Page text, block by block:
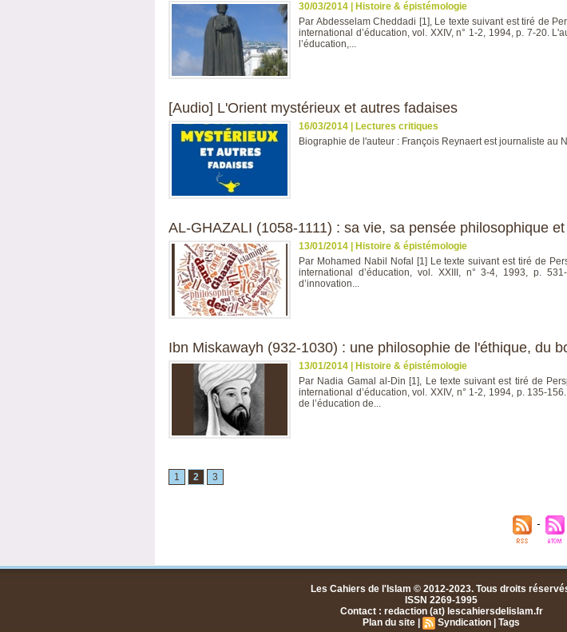
30/03/2014
Histoire & épistémologie
Par Abdesselam Cheddadi [1], Le texte suivant est tiré de
international d’éducation, vol. XXIV, n° 1-2, 1994, p. 7-20.
l’éducation,...
[Audio] L'Orient mystérieux et autres fadaises
16/03/2014
Lectures critiques
Biographie de l'auteur : François Reynaert est journaliste au
AL-GHAZALI (1058-1111) : sa vie, sa pensée philosophique
13/01/2014
Histoire & épistémologie
Par Mohamed Nabil Nofal [1] Le texte suivant est tiré de
international d’éducation, vol. XXIII, n° 3-4, 1993, p.
d’innovation...
Ibn Miskawayh (932-1030) : une philosophie de l'éthique, du
13/01/2014
Histoire & épistémologie
Par Nadia Gamal al-Din [1], Le texte suivant est tiré de
international d’éducation, vol. XXIV, n° 1-2, 1994, p. 135-
de l’éducation de...
1 2 3
Les Cahiers de l'Islam © 2012-2023. Tous droits
ISSN 2269-1995
Contact : redaction (at) lescahiersdelislam.fr
Plan du site
Syndication Tags